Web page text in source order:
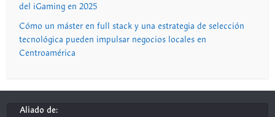
del iGaming en 2025
Cómo un máster en full stack y una estrategia de selección
tecnológica pueden impulsar negocios locales en
Centroamérica
Aliado de: